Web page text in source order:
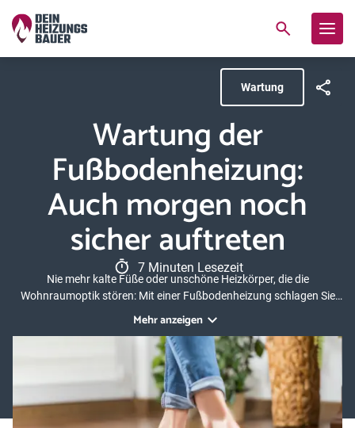
Wartung
Wartung der
Fußbodenheizung:
Auch morgen noch
sicher auftreten
7 Minuten Lesezeit
Nie mehr kalte Füße oder unschöne Heizkörper, die die
Wohnraumoptik stören: Mit einer Fußbodenheizung schlagen Sie
Fußbodenheizungen sind relativ einfach zu warten. Dennoch
bleiben auch sie bei längerer Verwendung nicht immer von
Fehlfunktionen verschont. Damit es gar nicht erst so weit kommt,
ist es empfehlenswert, die Fußbodenheizung in regelmäßigen
Abständen einer gründlichen Wartung zu unterziehen.
Mehr anzeigen